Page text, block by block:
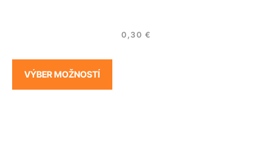
0,30 €
VÝBER MOŽNOSTÍ